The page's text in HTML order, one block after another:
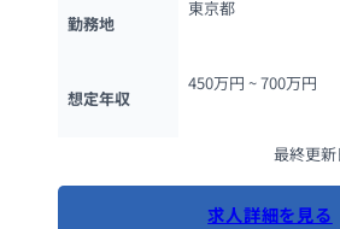
勤務地
東京都
想定年収
450万円 ~ 700万円
最終更新
求人詳細を見る